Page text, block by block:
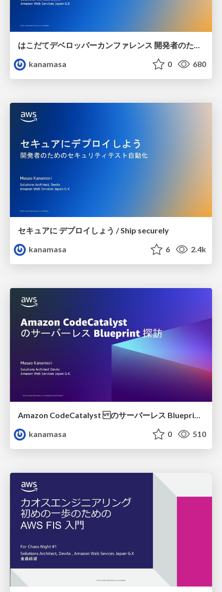
はこだてデベロッパーカンファレンス 開発者のためのAWS の始め方 / how to start AWS for developer
kanamasa
0 680
セキュアに デプロイしょう / Ship securely
kanamasa
6 2.4k
Amazon CodeCatalyst のサーバーレス Blueprint 探訪 / Serverless Blueprint in Amazon CodeCatalyst
kanamasa
0 510